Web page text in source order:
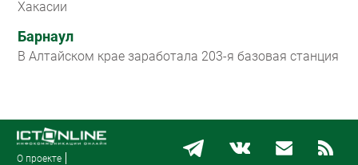
Хакасии
Барнаул
В Алтайском крае заработала 203-я базовая станция
О проекте